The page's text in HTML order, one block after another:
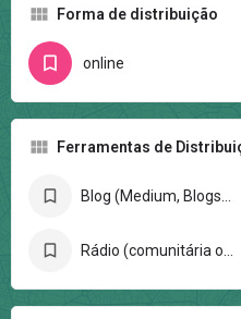
Forma de distribuição
online
Ferramentas de
Blog (Medium, Blogspot, Wordpress)
Rádio (comunitária ou web rádio)